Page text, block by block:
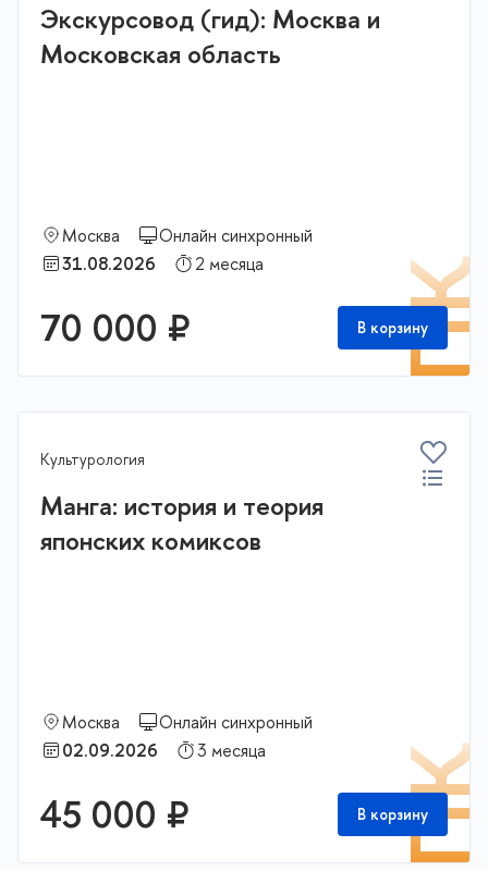
Экскурсовод (гид): Москва и
Московская область
Москва
Онлайн синхронный
31.08.2026
2 месяца
70 000 ₽ В корзину
Культурология
Манга: история и теория
японских комиксов
Москва
Онлайн синхронный
02.09.2026
3 месяца
45 000 ₽ В корзину